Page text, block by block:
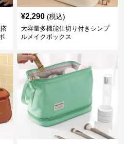
¥2,290 (税込)
大容量多機能仕切り付きシンプ
ルメイクボックス